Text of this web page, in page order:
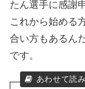
たん選手に感謝
これから始める
合い方もあるん
です。